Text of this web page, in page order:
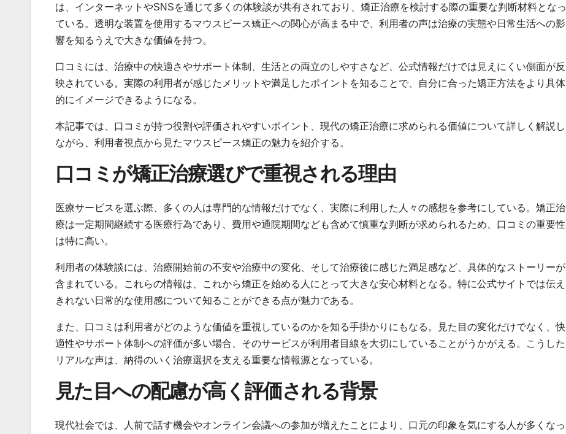
は、インターネットやSNSを通じて多くの体験談が共有されており、矯正治療を検討する際の重要な判断材料となっ
ている。透明な装置を使用するマウスピース矯正への関心が高まる中で、利用者の声は治療の実態や日常生活への影
響を知るうえで大きな価値を持つ。
口コミには、治療中の快適さやサポート体制、生活との両立のしやすさなど、公式情報だけでは見えにくい側面が反
映されている。実際の利用者が感じたメリットや満足したポイントを知ることで、自分に合った矯正方法をより具体
的にイメージできるようになる。
本記事では、口コミが持つ役割や評価されやすいポイント、現代の矯正治療に求められる価値について詳しく解説し
ながら、利用者視点から見たマウスピース矯正の魅力を紹介する。
口コミが矯正治療選びで重視される理由
医療サービスを選ぶ際、多くの人は専門的な情報だけでなく、実際に利用した人々の感想を参考にしている。矯正治
療は一定期間継続する医療行為であり、費用や通院期間なども含めて慎重な判断が求められるため、口コミの重要性
は特に高い。
利用者の体験談には、治療開始前の不安や治療中の変化、そして治療後に感じた満足感など、具体的なストーリーが
含まれている。これらの情報は、これから矯正を始める人にとって大きな安心材料となる。特に公式サイトでは伝え
きれない日常的な使用感について知ることができる点が魅力である。
また、口コミは利用者がどのような価値を重視しているのかを知る手掛かりにもなる。見た目の変化だけでなく、快
適性やサポート体制への評価が多い場合、そのサービスが利用者目線を大切にしていることがうかがえる。こうした
リアルな声は、納得のいく治療選択を支える重要な情報源となっている。
見た目への配慮が高く評価される背景
現代社会では、人前で話す機会やオンライン会議への参加が増えたことにより、口元の印象を気にする人が多くなっ